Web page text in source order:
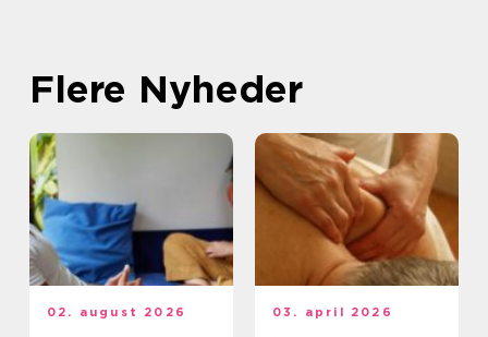
Flere Nyheder
02. august 2026 03. april 2026